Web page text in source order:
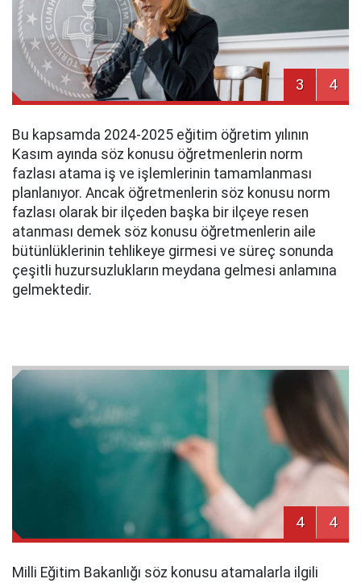
3 4
Bu kapsamda 2024-2025 eğitim öğretim yılının
Kasım ayında söz konusu öğretmenlerin norm
fazlası atama iş ve işlemlerinin tamamlanması
planlanıyor. Ancak öğretmenlerin söz konusu norm
fazlası olarak bir ilçeden başka bir ilçeye resen
atanması demek söz konusu öğretmenlerin aile
bütünlüklerinin tehlikeye girmesi ve süreç sonunda
çeşitli huzursuzlukların meydana gelmesi anlamına
gelmektedir.
4 4
Milli Eğitim Bakanlığı söz konusu atamalarla ilgili